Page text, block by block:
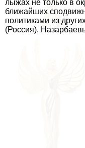
лыжах не только в
ближайших
политиками из
(Россия),